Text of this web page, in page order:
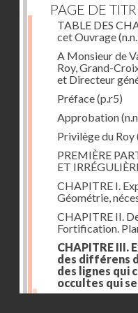
PAGE DE
TABLE DES
cet Ouvrage
A Monsieur de
Roy, Grand-
et Directeur
Préface(p.r5)
Approbation
Privilège du Roy
PREMIÈRE
ET
CHAPITRE I.
Géométrie,
CHAPITRE II.
Fortification.
CHAPITRE III.
des différens
des lignes qui
occultes qui
Des lignes &